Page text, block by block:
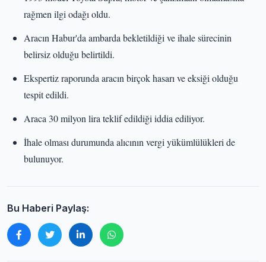
rağmen ilgi odağı oldu.
Aracın Habur'da ambarda bekletildiği ve ihale sürecinin
belirsiz olduğu belirtildi.
Ekspertiz raporunda aracın birçok hasarı ve eksiği olduğu
tespit edildi.
Araca 30 milyon lira teklif edildiği iddia ediliyor.
İhale olması durumunda alıcının vergi yükümlülükleri de
bulunuyor.
Bu Haberi Paylaş: